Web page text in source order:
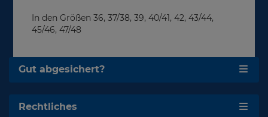
In den Größen 36, 37/38, 39, 40/41, 42, 43/44,
45/46, 47/48
Gut abgesichert?
Rechtliches